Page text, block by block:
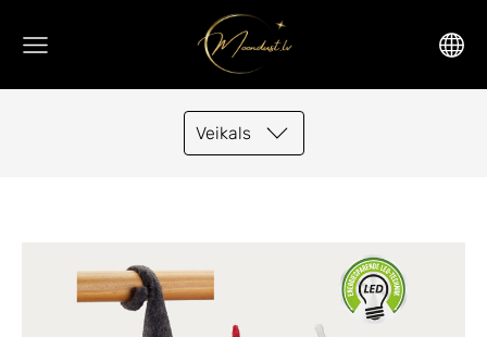
Veikals